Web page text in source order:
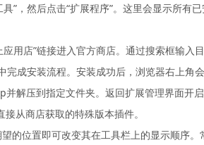
”，然后点击“扩展程序”。这里会显示所有
用店”链接进入官方商店。通过搜索框输入
成安装流程。安装成功后，浏览器右上角
解压到指定文件夹。返回扩展管理界面开
从商店获取的特殊版本插件。
的位置即可改变其在工具栏上的显示顺序